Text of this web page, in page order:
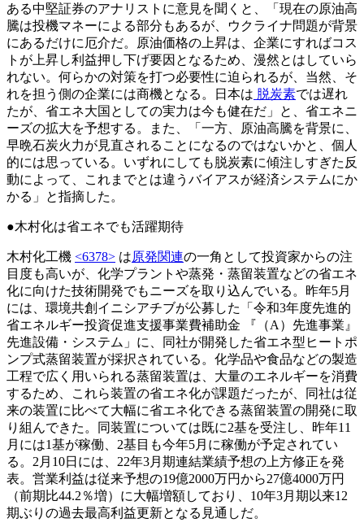
ある中堅証券のアナリストに意見を聞くと、「現在の原油高
騰は投機マネーによる部分もあるが、ウクライナ問題が背景
にあるだけに厄介だ。原油価格の上昇は、企業にすればコス
トが上昇し利益押し下げ要因となるため、漫然とはしていら
れない。何らかの対策を打つ必要性に迫られるが、当然、そ
れを担う側の企業には商機となる。日本は 脱炭素では遅れ
たが、省エネ大国としての実力は今も健在だ」と、省エネニ
ーズの拡大を予想する。また、「一方、原油高騰を背景に、
早晩石炭火力が見直されることになるのではないかと、個人
的には思っている。いずれにしても脱炭素に傾注しすぎた反
動によって、これまでとは違うバイアスが経済システムにか
かる」と指摘した。
●木村化は省エネでも活躍期待
木村化工機 <6378> は原発関連の一角として投資家からの注
目度も高いが、化学プラントや蒸発・蒸留装置などの省エネ
化に向けた技術開発でもニーズを取り込んでいる。昨年5月
には、環境共創イニシアチブが公募した「令和3年度先進的
省エネルギー投資促進支援事業費補助金 『（A）先進事業』
先進設備・システム」に、同社が開発した省エネ型ヒートポ
ンプ式蒸留装置が採択されている。化学品や食品などの製造
工程で広く用いられる蒸留装置は、大量のエネルギーを消費
するため、これら装置の省エネ化が課題だったが、同社は従
来の装置に比べて大幅に省エネ化できる蒸留装置の開発に取
り組んできた。同装置については既に2基を受注し、昨年11
月には1基が稼働、2基目も今年5月に稼働が予定されてい
る。2月10日には、22年3月期連結業績予想の上方修正を発
表。営業利益は従来予想の19億2000万円から27億4000万円
（前期比44.2％増）に大幅増額しており、10年3月期以来12
期ぶりの過去最高利益更新となる見通しだ。